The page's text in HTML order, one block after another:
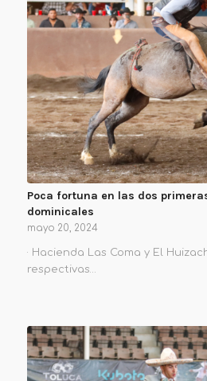
Poca fortuna en las dos
dominicales
mayo 20, 2024
· Hacienda Las Coma y El
respectivas…